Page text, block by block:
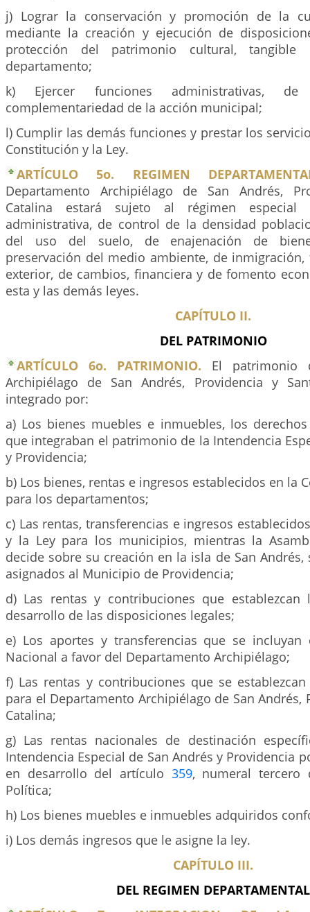
j) Lograr la conservación y promoción de la
mediante la creación y ejecución de
protección del patrimonio cultural,
departamento;
k) Ejercer funciones administrativas,
complementariedad de la acción municipal;
l) Cumplir las demás funciones y prestar los
Constitución y la Ley.
ARTÍCULO 5o. REGIMEN
Departamento Archipiélago de San Andrés,
Catalina estará sujeto al régimen
administrativa, de control de la densidad
del uso del suelo, de enajenación de
preservación del medio ambiente, de
exterior, de cambios, financiera y de fomento
esta y las demás leyes.
CAPÍTULO II.
DEL PATRIMONIO
ARTÍCULO 6o. PATRIMONIO. El patrimonio
Archipiélago de San Andrés, Providencia y
integrado por:
a) Los bienes muebles e inmuebles, los
que integraban el patrimonio de la Intendencia
y Providencia;
b) Los bienes, rentas e ingresos establecidos en la
para los departamentos;
c) Las rentas, transferencias e ingresos
y la Ley para los municipios, mientras la
decide sobre su creación en la isla de San
asignados al Municipio de Providencia;
d) Las rentas y contribuciones que establezcan
desarrollo de las disposiciones legales;
e) Los aportes y transferencias que se incluyan
Nacional a favor del Departamento Archipiélago;
f) Las rentas y contribuciones que se
para el Departamento Archipiélago de San Andrés,
Catalina;
g) Las rentas nacionales de destinación
Intendencia Especial de San Andrés y Providencia
en desarrollo del artículo 359, numeral tercero
Política;
h) Los bienes muebles e inmuebles adquiridos
i) Los demás ingresos que le asigne la ley.
CAPÍTULO III.
DEL REGIMEN DEPARTAMENTAL